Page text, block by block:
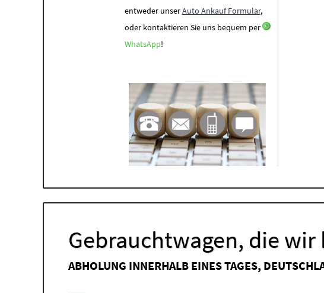
entweder unserAuto Ankauf Formular,
oder kontaktieren Sie uns bequem per
WhatsApp!
Gebrauchtwagen, die wir
ABHOLUNG INNERHALB EINES TAGES,